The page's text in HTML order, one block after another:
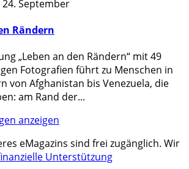
24. September
Rändern
„Leben an den Rändern“ mit 49
Fotografien führt zu Menschen in
von Afghanistan bis Venezuela, die
am Rand der...
anzeigen
eMagazins sind frei zugänglich. Wir
Unterstützung